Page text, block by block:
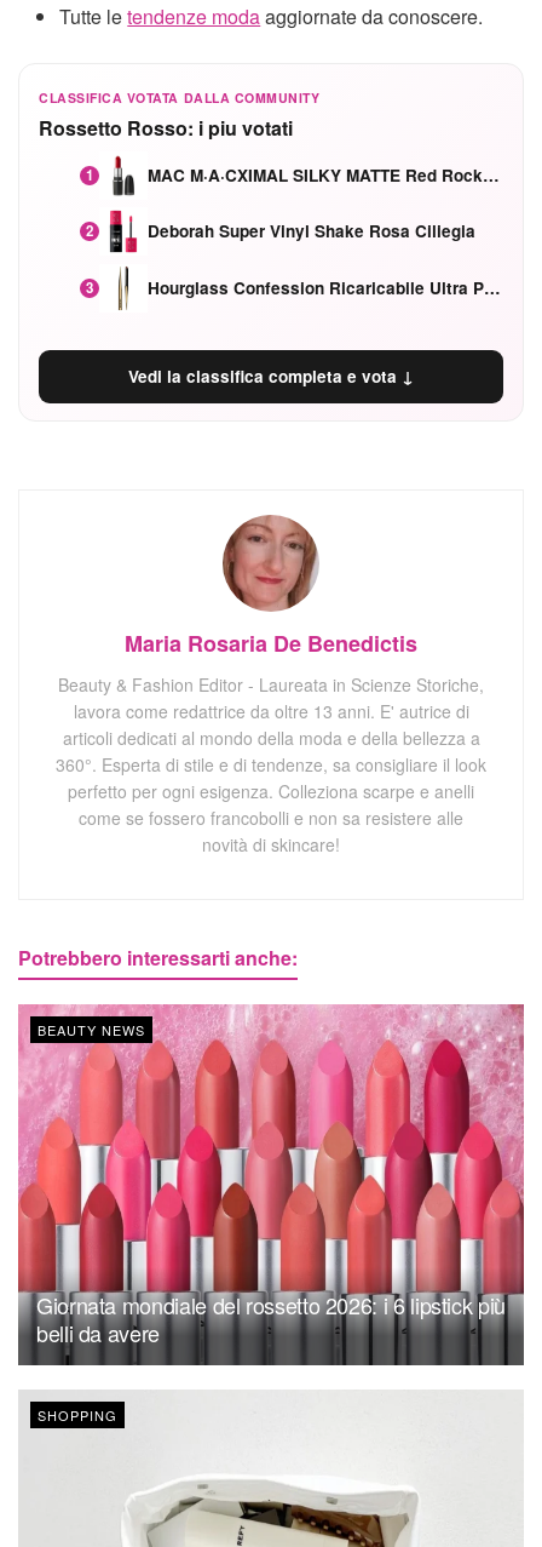
Tutte letendenze modaaggiornate da conoscere.
CLASSIFICA VOTATA DALLA COMMUNITY
Rossetto Rosso: i piu votati
1 MAC M·A·CXIMAL SILKY MATTE Red Rock mat
2 Deborah Super Vinyl Shake Rosa Ciliegia
3 Hourglass Confession Ricaricabile Ultra Preciso Ad Alta Intensità Secretly Classic Red
Vedi la classifica completa e vota ↓
Maria Rosaria De Benedictis
Beauty & Fashion Editor - Laureata in Scienze Storiche,
lavora come redattrice da oltre 13 anni. E' autrice di
articoli dedicati al mondo della moda e della bellezza a
360°. Esperta di stile e di tendenze, sa consigliare il look
perfetto per ogni esigenza. Colleziona scarpe e anelli
come se fossero francobolli e non sa resistere alle
novità di skincare!
Potrebbero interessarti anche:
BEAUTY NEWS
Giornata mondiale del rossetto 2026: i 6 lipstick più
belli da avere
SHOPPING